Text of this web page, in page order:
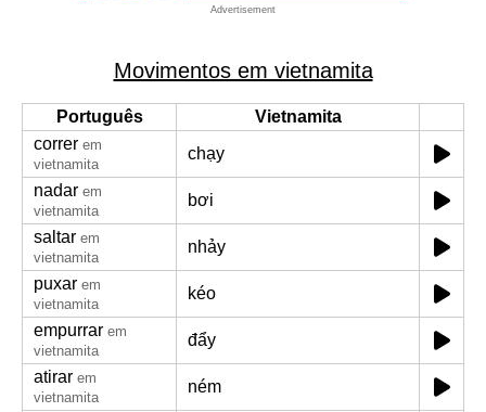
Advertisement
Movimentos em vietnamita
Português
Vietnamita
correr em
vietnamita
chạy
nadar em
vietnamita
bơi
saltar em
vietnamita
nhảy
puxar em
vietnamita
kéo
empurrar em
vietnamita
đẩy
atirar em
vietnamita
ném